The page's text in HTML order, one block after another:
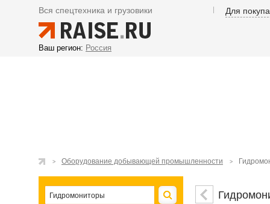
Вся спецтехника и грузовики Для
Ваш регион: Россия
Оборудование добывающей промышленности